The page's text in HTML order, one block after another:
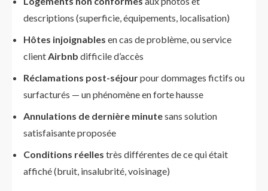
descriptions (superficie, équipements, localisation)
Hôtes injoignables en cas de problème, ou service
clientAirbnb difficile d’accès
Réclamations post-séjourpour dommages fictifs ou
surfacturés — un phénomène en forte hausse
Annulations de dernière minutesans solution
satisfaisante proposée
Conditions réelles très différentes de ce qui était
affiché (bruit, insalubrité, voisinage)